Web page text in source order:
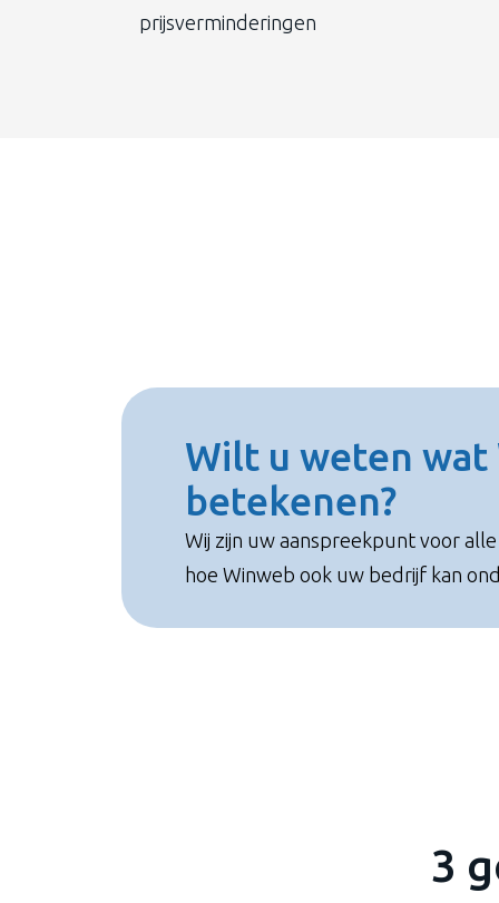
prijsverminderingen
Wilt u weten wat
betekenen?
Wij zijn uw aanspreekpunt voor
hoe Winweb ook uw bedrijf kan
3